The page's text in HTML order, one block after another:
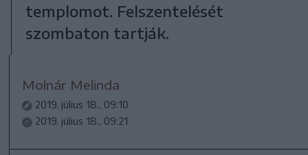
templomot. Felszentelését
szombaton tartják.
Molnár Melinda
2019. július 18., 09:10
2019. július 18., 09:21